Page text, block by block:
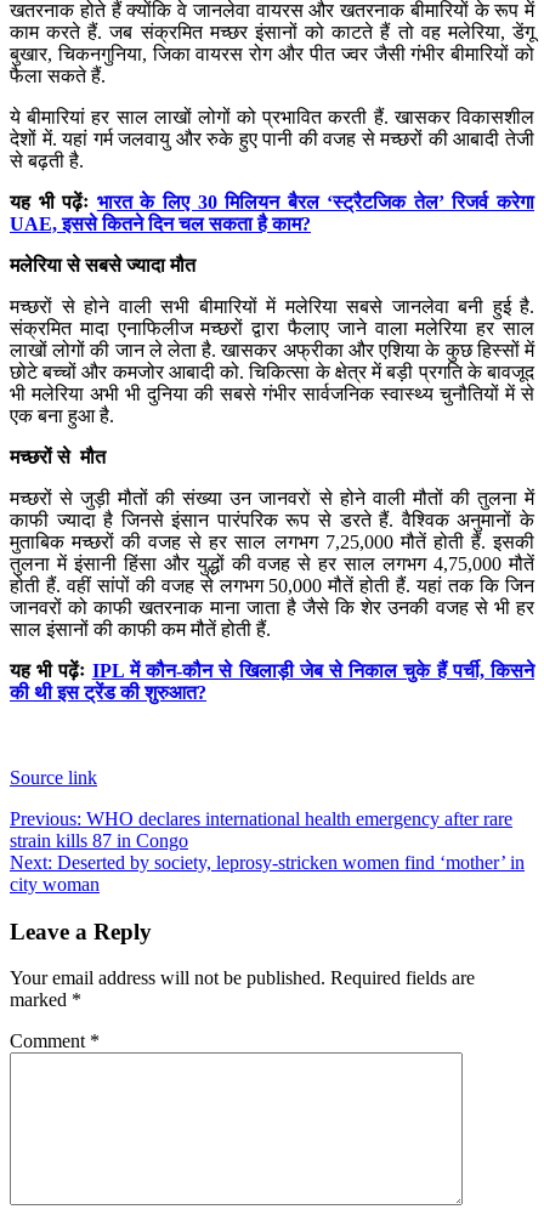
खतरनाक होते हैं क्योंकि वे जानलेवा वायरस और खतरनाक बीमारियों के रूप में
काम करते हैं. जब संक्रमित मच्छर इंसानों को काटते हैं तो वह मलेरिया, डेंगू
बुखार, चिकनगुनिया, जिका वायरस रोग और पीत ज्वर जैसी गंभीर बीमारियों को
फैला सकते हैं.
ये बीमारियां हर साल लाखों लोगों को प्रभावित करती हैं. खासकर विकासशील
देशों में. यहां गर्म जलवायु और रुके हुए पानी की वजह से मच्छरों की आबादी तेजी
से बढ़ती है.
यह भी पढ़ेंः भारत के लिए 30 मिलियन बैरल ‘स्ट्रैटजिक तेल’ रिजर्व करेगा
UAE, इससे कितने दिन चल सकता है काम?
मलेरिया से सबसे ज्यादा मौत
मच्छरों से होने वाली सभी बीमारियों में मलेरिया सबसे जानलेवा बनी हुई है.
संक्रमित मादा एनाफिलीज मच्छरों द्वारा फैलाए जाने वाला मलेरिया हर साल
लाखों लोगों की जान ले लेता है. खासकर अफ्रीका और एशिया के कुछ हिस्सों में
छोटे बच्चों और कमजोर आबादी को. चिकित्सा के क्षेत्र में बड़ी प्रगति के बावजूद
भी मलेरिया अभी भी दुनिया की सबसे गंभीर सार्वजनिक स्वास्थ्य चुनौतियों में से
एक बना हुआ है.
मच्छरों से मौत
मच्छरों से जुड़ी मौतों की संख्या उन जानवरों से होने वाली मौतों की तुलना में
काफी ज्यादा है जिनसे इंसान पारंपरिक रूप से डरते हैं. वैश्विक अनुमानों के
मुताबिक मच्छरों की वजह से हर साल लगभग 7,25,000 मौतें होती हैं. इसकी
तुलना में इंसानी हिंसा और युद्धों की वजह से हर साल लगभग 4,75,000 मौतें
होती हैं. वहीं सांपों की वजह से लगभग 50,000 मौतें होती हैं. यहां तक कि जिन
जानवरों को काफी खतरनाक माना जाता है जैसे कि शेर उनकी वजह से भी हर
साल इंसानों की काफी कम मौतें होती हैं.
यह भी पढ़ेंः IPL में कौन-कौन से खिलाड़ी जेब से निकाल चुके हैं पर्ची, किसने
की थी इस ट्रेंड की शुरुआत?
Source link
Post
navigation
Previous: WHO declares international health emergency after rare
strain kills 87 in Congo
Next: Deserted by society, leprosy-stricken women find ‘mother’ in
city woman
Leave a Reply
Your email address will not be published. Required fields are
marked *
Comment *